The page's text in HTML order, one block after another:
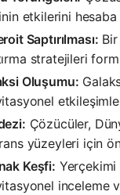
etkilerini
Saptırılması:
stratejileri
Oluşumu:
Çözücüler,
yüzeyleri için
Keşfi: Yerçekimi
inceleme